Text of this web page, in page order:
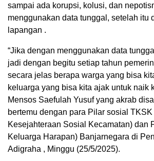
sampai ada korupsi, kolusi, dan
menggunakan data tunggal, setelah itu
lapangan .
“Jika dengan menggunakan data
jadi dengan begitu setiap tahun
secara jelas berapa warga yang bisa
keluarga yang bisa kita ajak untuk naik
Mensos Saefulah Yusuf yang akrab
bertemu dengan para Pilar sosial TKSK
Kesejahteraan Sosial Kecamatan) dan
Keluarga Harapan) Banjarnegara di
Adigraha , Minggu (25/5/2025).